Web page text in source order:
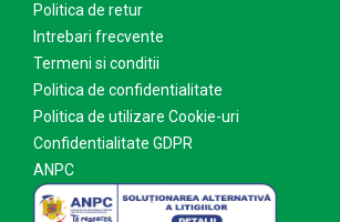
Politica de retur
Intrebari frecvente
Termeni si conditii
Politica de confidentialitate
Politica de utilizare Cookie-uri
Confidentialitate GDPR
ANPC